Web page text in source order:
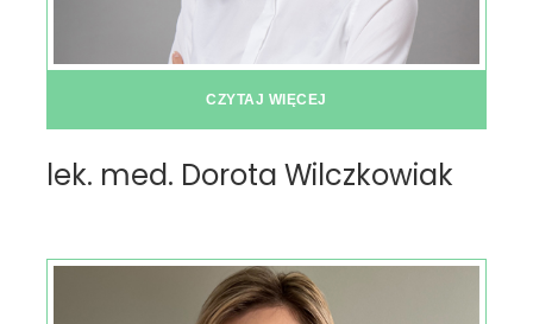
CZYTAJ WIĘCEJ
lek. med. Dorota Wilczkowiak